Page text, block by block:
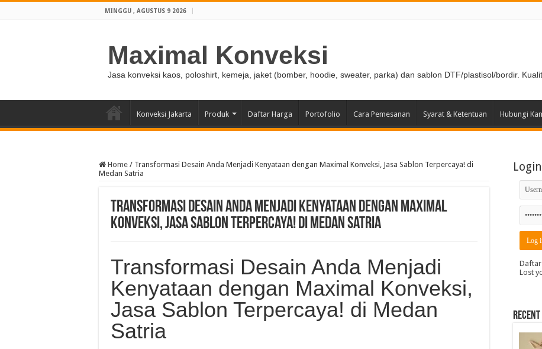
MINGGU , AGUSTUS 9 2026
Maximal Konveksi
Jasa konveksi kaos, poloshirt, kemeja, jaket (bomber, hoodie, sweater, parka) dan sablon DTF/plastisol/bordir.
Konveksi Jakarta Produk Daftar Harga Portofolio Cara Pemesanan Syarat & Ketentuan Hubungi
Home / Transformasi Desain Anda Menjadi Kenyataan dengan Maximal Konveksi, Jasa Sablon Terpercaya! di
Medan Satria
Transformasi Desain Anda Menjadi Kenyataan dengan Maximal
Konveksi, Jasa Sablon Terpercaya! di Medan Satria
Transformasi Desain Anda Menjadi
Kenyataan dengan Maximal Konveksi,
Jasa Sablon Terpercaya! di Medan
Satria
Login
Daftar
Lost